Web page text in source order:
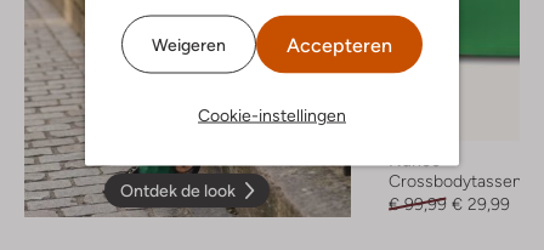
Weigeren Accepteren
Cookie-instellingen
Ontdek de look
Crossbodytassen
€ 99,99 € 29,99